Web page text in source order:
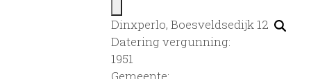
Dinxperlo, Boesveldsedijk 12
Datering vergunning:
1951
Gemeente: